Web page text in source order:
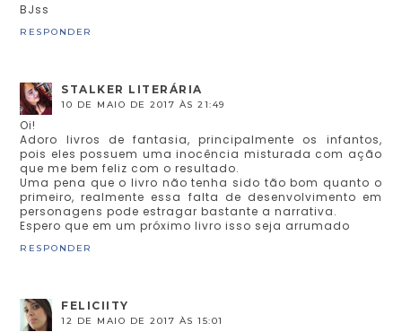
BJss
RESPONDER
STALKER LITERÁRIA
10 DE MAIO DE 2017 ÀS 21:49
Oi!
Adoro livros de fantasia, principalmente os infantos,
pois eles possuem uma inocência misturada com ação
que me bem feliz com o resultado.
Uma pena que o livro não tenha sido tão bom quanto o
primeiro, realmente essa falta de desenvolvimento em
personagens pode estragar bastante a narrativa.
Espero que em um próximo livro isso seja arrumado
RESPONDER
FELICIITY
12 DE MAIO DE 2017 ÀS 15:01